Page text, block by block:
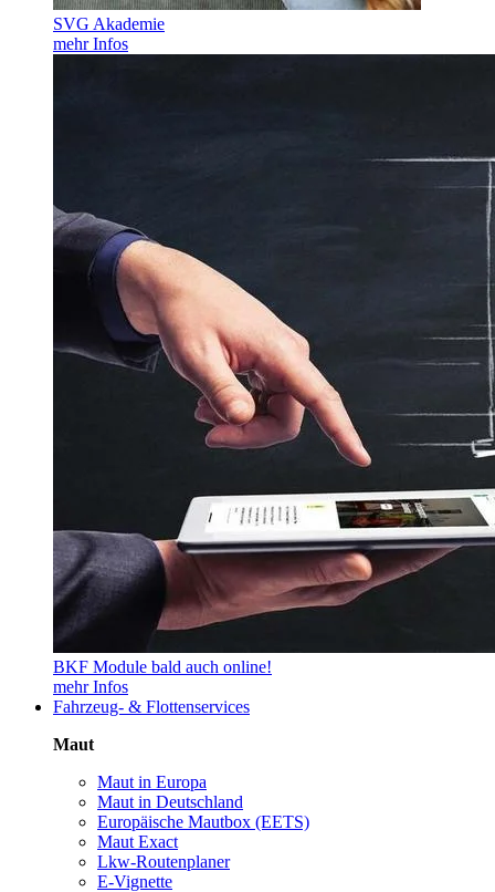
SVG Akademie
mehr Infos
BKF Module bald auch online!
mehr Infos
Fahrzeug- & Flottenservices
Maut
Maut in Europa
Maut in Deutschland
Europäische Mautbox (EETS)
Maut Exact
Lkw-Routenplaner
E-Vignette